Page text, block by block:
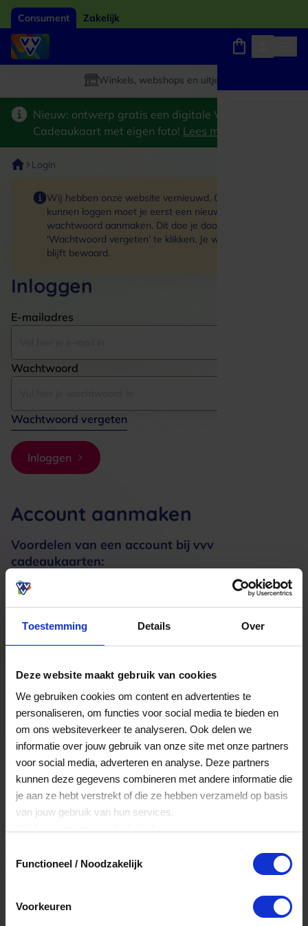
Toestemming Details Over
Deze website maakt gebruik van cookies
We gebruiken cookies om content en advertenties te
personaliseren, om functies voor social media te bieden en
om ons websiteverkeer te analyseren. Ook delen we
informatie over jouw gebruik van onze site met onze partners
voor social media, adverteren en analyse. Deze partners
kunnen deze gegevens combineren met andere informatie die
je aan ze hebt verstrekt of die ze hebben verzameld op basis
van jouw gebruik van hun services.
Functioneel / Noodzakelijk
Voorkeuren
Consument Zakelijk
Giftcard van het jaar 2026
Keuze uit 18.000 locaties
Winkels, webshops en uitjes
Nieuw: ontwerp gratis een digitale VVV
Cadeaukaart met eigen foto! Lees meer
Login
Wij hebben onze website vernieuwd. Om in te
kunnen loggen moet je eerst een nieuw
wachtwoord aanmaken. Dit doe je door op de link
'Wachtwoord vergeten' te klikken. Je winkelmand
blijft bewaard.
Inloggen
E-mailadres
Wachtwoord
Wachtwoord vergeten
Inloggen
Account aanmaken
Voordelen van een account bij vvv
cadeaukaarten:
Meerdere adressen registreren
Een bestelling volgen
Nog veel meer...
Maak account aan